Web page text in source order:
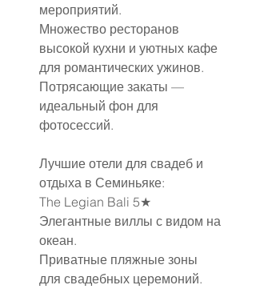
мероприятий.
Множество ресторанов
высокой кухни и уютных кафе
для романтических ужинов.
Потрясающие закаты —
идеальный фон для
фотосессий.
Лучшие отели для свадеб и
отдыха в Семиньяке:
The Legian Bali 5★
Элегантные виллы с видом на
океан.
Приватные пляжные зоны
для свадебных церемоний.